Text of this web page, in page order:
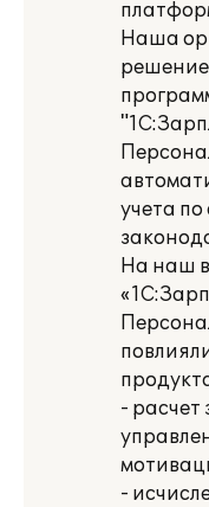
Наша
решение
учета
На наш
- расчет
-